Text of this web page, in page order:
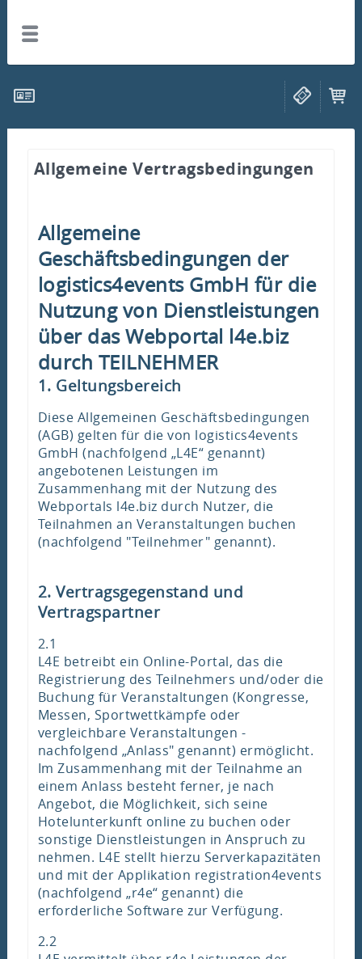
Allgemeine Vertragsbedingungen
Allgemeine
Geschäftsbedingungen der
logistics4events GmbH für die
Nutzung von Dienstleistungen
über das Webportal l4e.biz
durch TEILNEHMER
1. Geltungsbereich
Diese Allgemeinen Geschäftsbedingungen
(AGB) gelten für die von logistics4events
GmbH (nachfolgend „L4E“ genannt)
angebotenen Leistungen im
Zusammenhang mit der Nutzung des
Webportals l4e.biz durch Nutzer, die
Teilnahmen an Veranstaltungen buchen
(nachfolgend "Teilnehmer" genannt).
2. Vertragsgegenstand und
Vertragspartner
2.1
L4E betreibt ein Online-Portal, das die
Registrierung des Teilnehmers und/oder die
Buchung für Veranstaltungen (Kongresse,
Messen, Sportwettkämpfe oder
vergleichbare Veranstaltungen -
nachfolgend „Anlass" genannt) ermöglicht.
Im Zusammenhang mit der Teilnahme an
einem Anlass besteht ferner, je nach
Angebot, die Möglichkeit, sich seine
Hotelunterkunft online zu buchen oder
sonstige Dienstleistungen in Anspruch zu
nehmen. L4E stellt hierzu Serverkapazitäten
und mit der Applikation registration4events
(nachfolgend „r4e“ genannt) die
erforderliche Software zur Verfügung.
2.2